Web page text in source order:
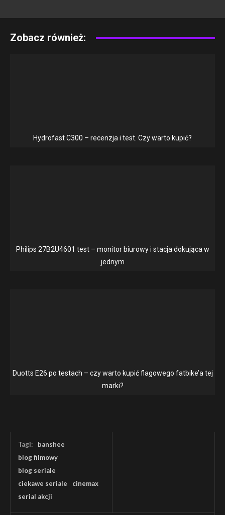
Zobacz również:
Hydrofast C300 – recenzja i test. Czy warto kupić?
Philips 27B2U4601 test – monitor biurowy i stacja dokująca w
jednym
Duotts E26 po testach – czy warto kupić flagowego fatbike’a tej
marki?
Tagi:
banshee
blog filmowy
blog seriale
ciekawe seriale
cinemax
serial akcji